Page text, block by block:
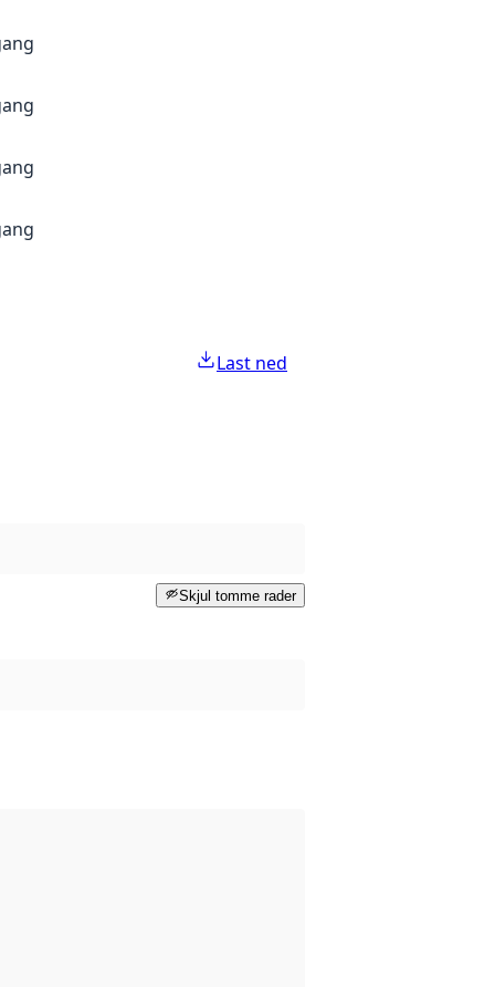
Last ned
Skjul tomme rader